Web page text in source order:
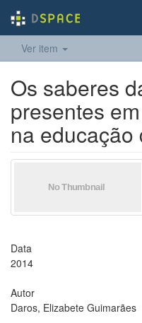
Ver item
Os saberes
presentes
na educação
Data
2014
Autor
Daros, Elizabete Guimarães